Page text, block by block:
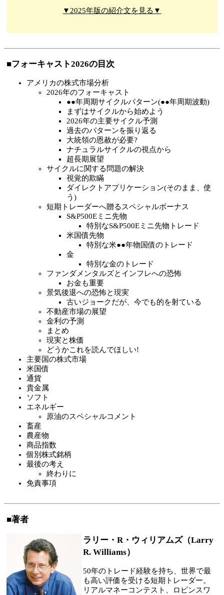
▼2025年版の紹介文を見る▼
■フォーキャスト2026の目次
アメリカの株式市場分析
2026年のフォーキャスト
●●年周期サイクルパターン(●●年周期波動)
まずはサイクルから始めよう
2026年の主要サイクル予測
過去のパターンを振り返る
大統領の恩赦が必要?
ナチュラルサイクルの視点から
超長期展望
サイクルに関する問題の解決
視覚的欺瞞
ダイレクトアプリケーション(そのまま、使
う)
短期トレーダーへ贈るスペシャルボーナス
S&P500Eミニ先物
特別なS&P500Eミニ先物トレード
米国債先物
特別な米●●年物国債のトレード
金
特別な金のトレード
ファンダメンタルズとインフレへの恐怖
お金も重要
景気後退への恐怖と現実
古いジョークだが、今でも的を射ている
不動産市場の展望
金利の予測
まとめ
現実と株価
どうかこれを読んでほしい!
主要国の株式市場
米国債
通貨
貴金属
ソフト
エネルギー
原油のスペシャルコメント
畜産
農産物
商品指数
個別株式銘柄
最後の考え
終わりに
免責事項
■著者
ラリー・R・ウィリアムズ（Larry
R. Williams）
50年のトレード経験を持ち、世界で最
も高い評価を受ける短期トレーダー。
リアルマネーコンテスト、ロビンスワ